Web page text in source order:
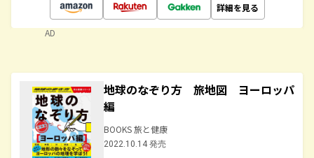
詳細を見る
AD
地球のなぞり方 旅地図 ヨーロッパ
編
BOOKS 旅と健康
2022.10.14 発売